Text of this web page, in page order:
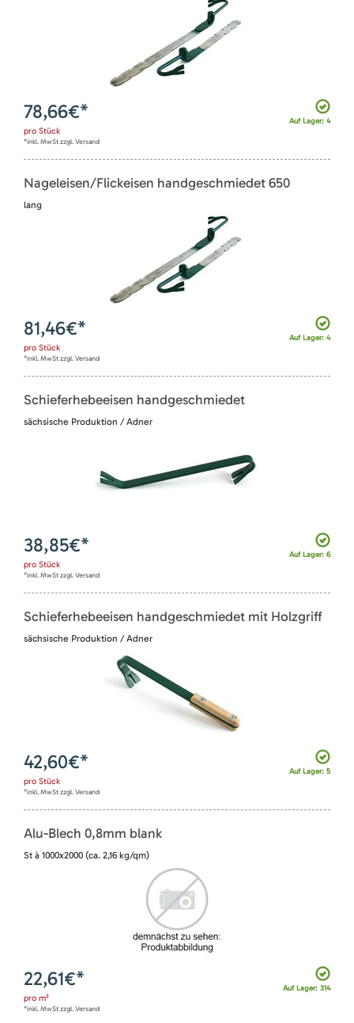
Auf Lager: 4
78,66€*
pro Stück
*inkl. MwSt zzgl. Versand
Nageleisen/Flickeisen handgeschmiedet 650
lang
Auf Lager: 4
81,46€*
pro Stück
*inkl. MwSt zzgl. Versand
Schieferhebeeisen handgeschmiedet
sächsische Produktion / Adner
Auf Lager: 6
38,85€*
pro Stück
*inkl. MwSt zzgl. Versand
Schieferhebeeisen handgeschmiedet mit Holzgriff
sächsische Produktion / Adner
Auf Lager: 5
42,60€*
pro Stück
*inkl. MwSt zzgl. Versand
Alu-Blech 0,8mm blank
St à 1000x2000 (ca. 2,16 kg/qm)
Auf Lager: 314
22,61€*
pro m²
*inkl. MwSt zzgl. Versand